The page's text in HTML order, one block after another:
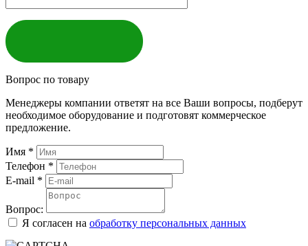
Вопрос по товару
Менеджеры компании ответят на все Ваши вопросы, подберут
необходимое оборудование и подготовят коммерческое
предложение.
Имя *
Телефон *
E-mail *
Вопрос:
Я согласен на обработку персональных данных